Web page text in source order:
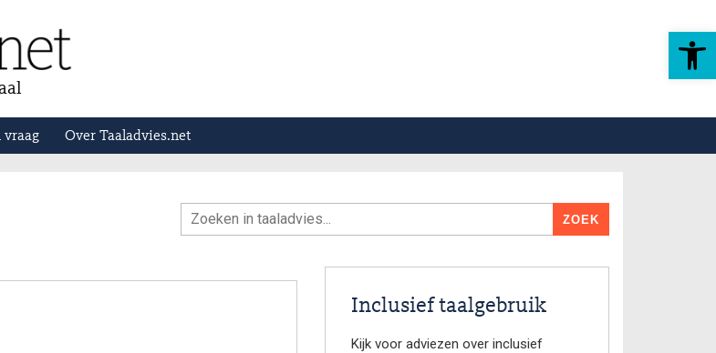
Toolbar openen
vraag Over Taaladvies.net
Inclusief taalgebruik
Kijk voor adviezen over inclusief